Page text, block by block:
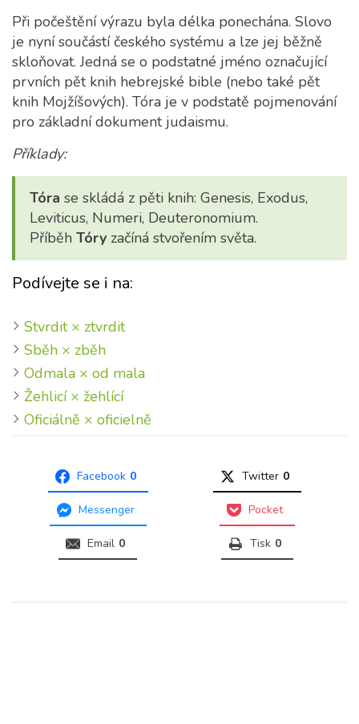
Při počeštění výrazu byla délka ponechána. Slovo
je nyní součástí českého systému a lze jej běžně
skloňovat. Jedná se o podstatné jméno označující
prvních pět knih hebrejské bible (nebo také pět
knih Mojžíšových). Tóra je v podstatě pojmenování
pro základní dokument judaismu.
Příklady:
Tóra se skládá z pěti knih: Genesis, Exodus,
Leviticus, Numeri, Deuteronomium.
Příběh Tóry začíná stvořením světa.
Podívejte se i na:
Stvrdit × ztvrdit
Sběh × zběh
Odmala × od mala
Žehlicí × žehlící
Oficiálně × oficielně
Facebook 0 Twitter 0
Messenger Pocket
Email 0 Tisk 0